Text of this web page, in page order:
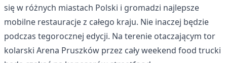
się w różnych miastach Polski i gromadzi najlepsze
mobilne restauracje z całego kraju. Nie inaczej będzie
podczas tegorocznej edycji. Na terenie otaczającym tor
kolarski Arena Pruszków przez cały weekend food trucki